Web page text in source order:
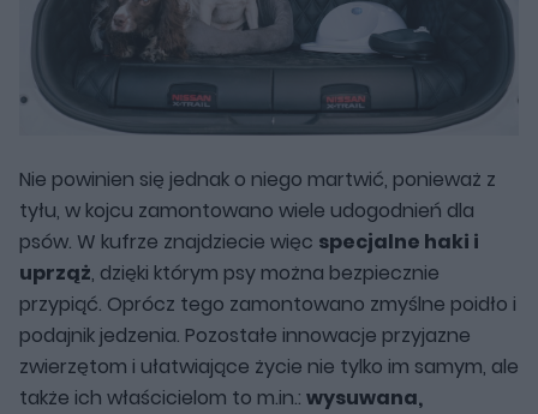
Nie powinien się jednak o niego martwić, ponieważ z
tyłu, w kojcu zamontowano wiele udogodnień dla
psów. W kufrze znajdziecie więc specjalne haki i
uprząż, dzięki którym psy można bezpiecznie
przypiąć. Oprócz tego zamontowano zmyślne poidło i
podajnik jedzenia. Pozostałe innowacje przyjazne
zwierzętom i ułatwiające życie nie tylko im samym, ale
także ich właścicielom to m.in.: wysuwana,